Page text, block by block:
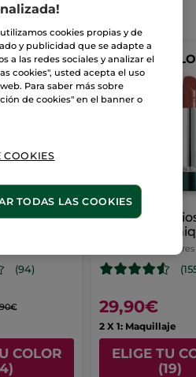
-60%
(94)
COLOR
IDEAS REGALO
Barra de
Rouge
- 19 colores
29,90€
2 X 1: Maquillaje
ELIGE TU
(19)
cookies propias y de
y publicidad que se adapte a
a las redes sociales y analizar el
cookies", usted acepta el uso
Para saber más sobre
de cookies" en el banner o
COOKIES
TODAS LAS COOKIES